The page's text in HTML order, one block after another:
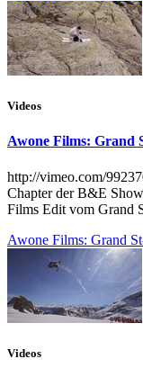
Videos
Awone Films: Grand
http://vimeo.com/
Chapter der B&E
Films Edit vom Grand
Awone Films: Grand
Videos